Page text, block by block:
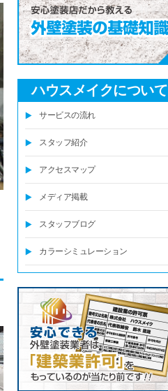
ハウスメイクについて
サービスの流れ
スタッフ紹介
アクセスマップ
メディア掲載
スタッフブログ
カラーシミュレーション